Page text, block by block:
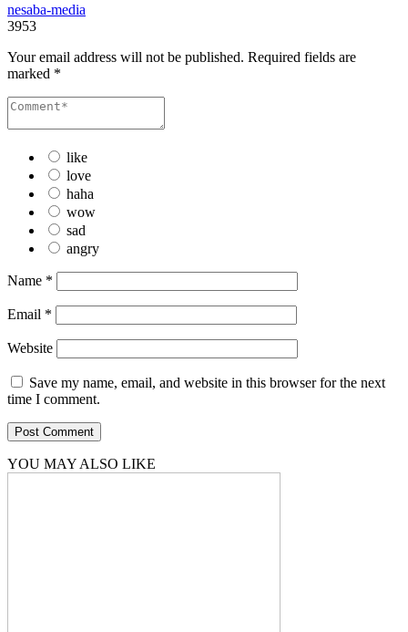
nesaba-media
3953
Your email address will not be published. Required fields are
marked *
like
love
haha
wow
sad
angry
Name *
Email *
Website
Save my name, email, and website in this browser for the next
time I comment.
YOU MAY ALSO LIKE